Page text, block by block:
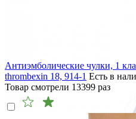
Антиэмболические чулки, 1
thrombexin 18, 914-1 Есть в
Товар смотрели 13399 раз